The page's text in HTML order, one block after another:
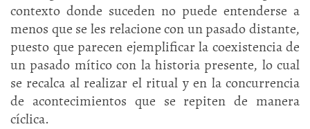
contexto donde suceden no puede entenderse a
menos que se les relacione con un pasado distante,
puesto que parecen ejemplificar la coexistencia de
un pasado mítico con la historia presente, lo cual
se recalca al realizar el ritual y en la concurrencia
de acontecimientos que se repiten de manera
cíclica.